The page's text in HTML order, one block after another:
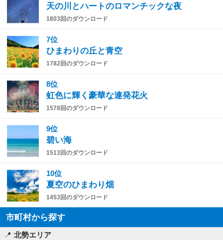
天の川とハートのロマンチックな夜
1803回のダウンロード
7位
ひまわりの丘と青空
1782回のダウンロード
8位
虹色に輝く豪華な連発花火
1578回のダウンロード
9位
碧い海
1513回のダウンロード
10位
夏空のひまわり畑
1453回のダウンロード
市町村から探す
北勢エリア